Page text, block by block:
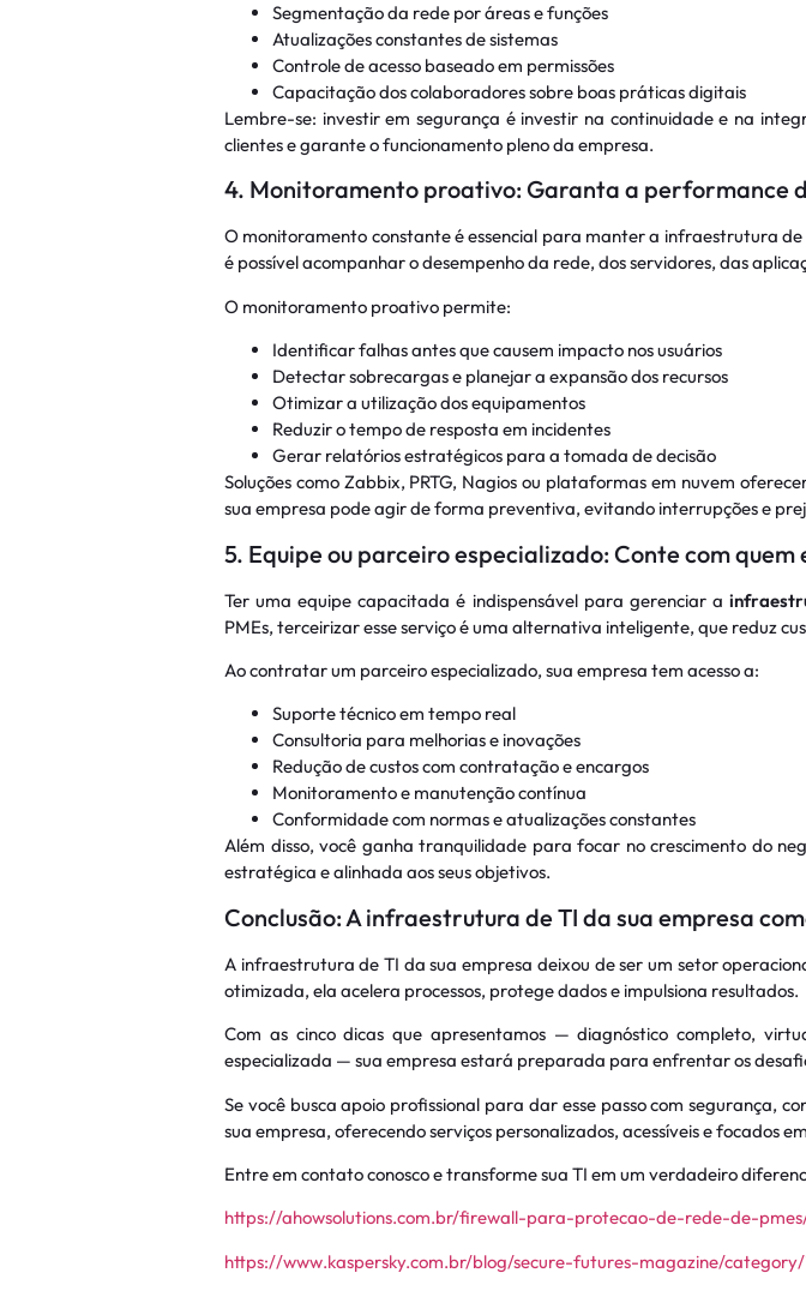
Segmentação da rede por áreas e funções
Atualizações constantes de sistemas
Controle de acesso baseado em permissões
Capacitação dos colaboradores sobre boas práticas digitais
Lembre-se: investir em segurança é investir na continuidade e na
clientes e garante o funcionamento pleno da empresa.
4. Monitoramento proativo: Garanta a performance
O monitoramento constante é essencial para manter a infraestrutura
é possível acompanhar o desempenho da rede, dos servidores, das
O monitoramento proativo permite:
Identificar falhas antes que causem impacto nos usuários
Detectar sobrecargas e planejar a expansão dos recursos
Otimizar a utilização dos equipamentos
Reduzir o tempo de resposta em incidentes
Gerar relatórios estratégicos para a tomada de decisão
Soluções como Zabbix, PRTG, Nagios ou plataformas em nuvem
sua empresa pode agir de forma preventiva, evitando interrupções e
5. Equipe ou parceiro especializado: Conte com
Ter uma equipe capacitada é indispensável para gerenciar a
PMEs, terceirizar esse serviço é uma alternativa inteligente, que reduz
Ao contratar um parceiro especializado, sua empresa tem acesso a:
Suporte técnico em tempo real
Consultoria para melhorias e inovações
Redução de custos com contratação e encargos
Monitoramento e manutenção contínua
Conformidade com normas e atualizações constantes
Além disso, você ganha tranquilidade para focar no crescimento do
estratégica e alinhada aos seus objetivos.
Conclusão: A infraestrutura de TI da sua empresa
A infraestrutura de TI da sua empresa deixou de ser um setor
otimizada, ela acelera processos, protege dados e impulsiona resultados.
Com as cinco dicas que apresentamos — diagnóstico completo,
especializada — sua empresa estará preparada para enfrentar os
Se você busca apoio profissional para dar esse passo com segurança,
sua empresa, oferecendo serviços personalizados, acessíveis e focados
Entre em contato conosco e transforme sua TI em um verdadeiro
https://ahowsolutions.com.br/firewall-para-protecao-de-rede-de-
https://www.kaspersky.com.br/blog/secure-futures-magazine/